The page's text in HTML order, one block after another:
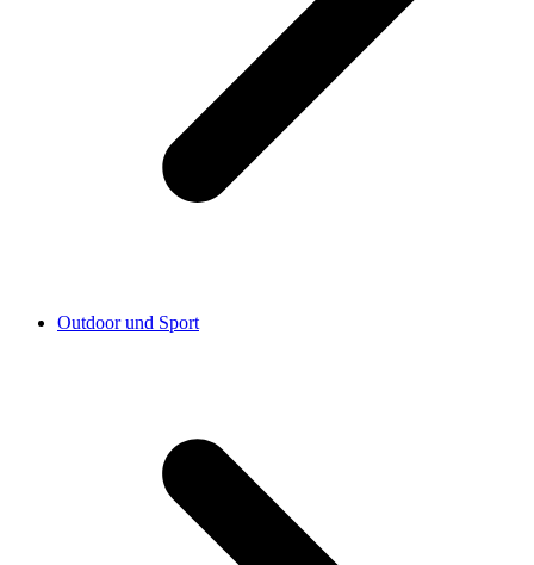
Outdoor und Sport